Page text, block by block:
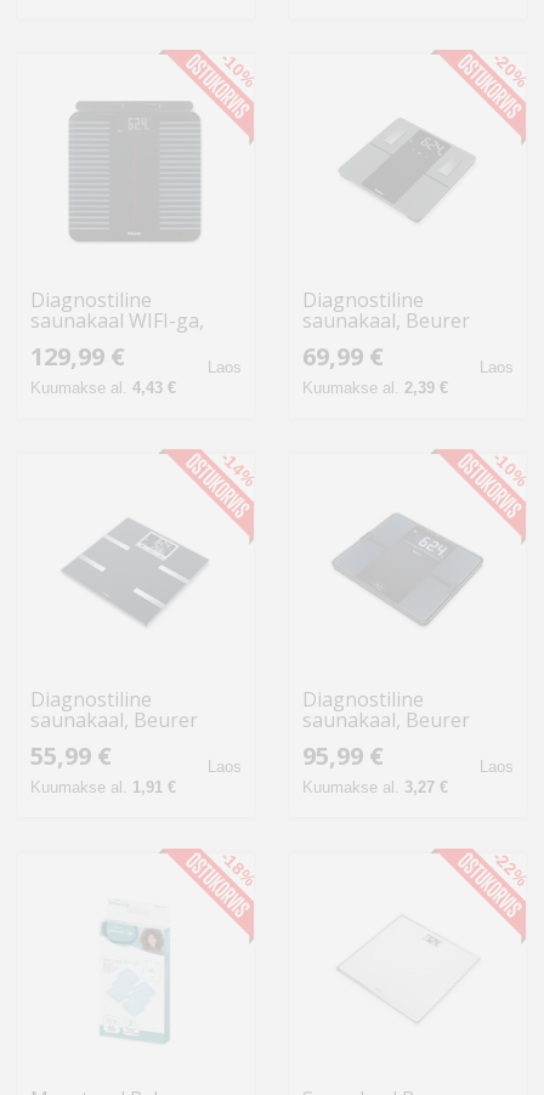
Diagnostiline
saunakaal WIFI-ga,
129,99 €
Kuumakse al. 4,43 €
Laos
-10%
Diagnostiline
saunakaal, Beurer
69,99 €
Kuumakse al. 2,39 €
Laos
-20%
Diagnostiline
saunakaal, Beurer
55,99 €
Kuumakse al. 1,91 €
Laos
-14%
Diagnostiline
saunakaal, Beurer
95,99 €
Kuumakse al. 3,27 €
Laos
-10%
-18% -22%